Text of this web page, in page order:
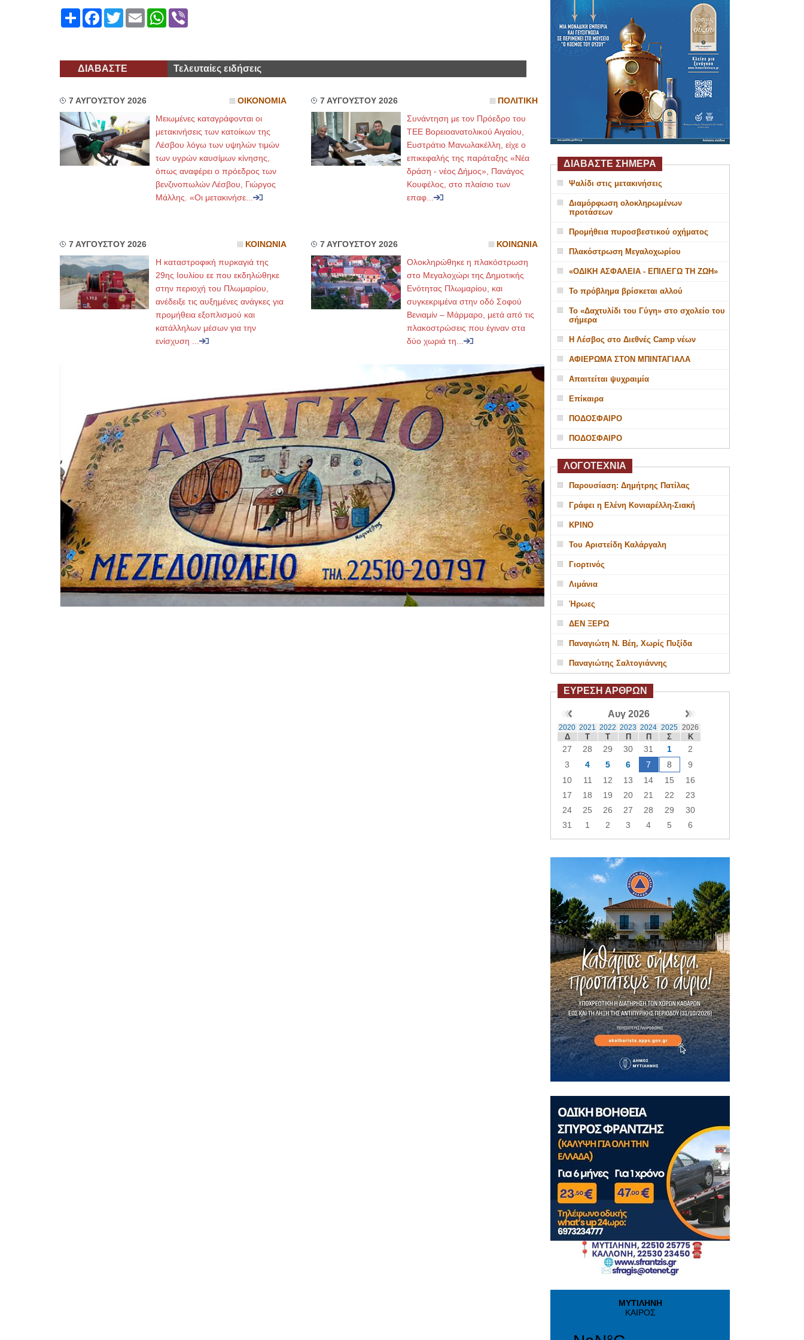
ShareFacebook
TwitterEmailWhatsApp
Viber
ΔΙΑΒΑΣΤΕ Τελευταίες ειδήσεις
7 ΑΥΓΟΥΣΤΟΥ 2026 ΟΙΚΟΝΟΜΙΑ
Μειωμένες καταγράφονται οι
μετακινήσεις των κατοίκων της
Λέσβου λόγω των υψηλών τιμών
των υγρών καυσίμων κίνησης,
όπως αναφέρει ο πρόεδρος των
βενζινοπωλών Λέσβου, Γιώργος
Μάλλης. «Οι μετακινήσε...
7 ΑΥΓΟΥΣΤΟΥ 2026 ΠΟΛΙΤΙΚΗ
Συνάντηση με τον Πρόεδρο του
ΤΕΕ Βορειοανατολικού Αιγαίου,
Ευστράτιο Μανωλακέλλη, είχε ο
επικεφαλής της παράταξης «Νέα
δράση - νέος Δήμος», Πανάγος
Κουφέλος, στο πλαίσιο των
επαφ...
7 ΑΥΓΟΥΣΤΟΥ 2026 ΚΟΙΝΩΝΙΑ
Η καταστροφική πυρκαγιά της
29ης Ιουλίου εε που εκδηλώθηκε
στην περιοχή του Πλωμαρίου,
ανέδειξε τις αυξημένες ανάγκες για
προμήθεια εξοπλισμού και
κατάλληλων μέσων για την
ενίσχυση ...
7 ΑΥΓΟΥΣΤΟΥ 2026 ΚΟΙΝΩΝΙΑ
Ολοκληρώθηκε η πλακόστρωση
στο Μεγαλοχώρι της Δημοτικής
Ενότητας Πλωμαρίου, και
συγκεκριμένα στην οδό Σοφού
Βενιαμίν – Μάρμαρο, μετά από τις
πλακοστρώσεις που έγιναν στα
δύο χωριά τη...
ΔΙΑΒΑΣΤΕ ΣΗΜΕΡΑ
Ψαλίδι στις μετακινήσεις
Διαμόρφωση ολοκληρωμένων
προτάσεων
Προμήθεια πυροσβεστικού οχήματος
Πλακόστρωση Μεγαλοχωρίου
«ΟΔΙΚΗ ΑΣΦΑΛΕΙΑ - ΕΠΙΛΕΓΩ ΤΗ ΖΩΗ»
Το πρόβλημα βρίσκεται αλλού
Το «Δαχτυλίδι του Γύγη» στο σχολείο του
σήμερα
Η Λέσβος στο Διεθνές Camp νέων
ΑΦΙΕΡΩΜΑ ΣΤΟΝ ΜΠΙΝΤΑΓΙΑΛΑ
Απαιτείται ψυχραιμία
Επίκαιρα
ΠΟΔΟΣΦΑΙΡΟ
ΠΟΔΟΣΦΑΙΡΟ
ΛΟΓΟΤΕΧΝΙΑ
Παρουσίαση: Δημήτρης Πατίλας
Γράφει η Ελένη Κονιαρέλλη-Σιακή
ΚΡΙΝΟ
Του Αριστείδη Καλάργαλη
Γιορτινός
Λιμάνια
Ήρωες
ΔΕΝ ΞΕΡΩ
Παναγιώτη Ν. Βέη, Χωρίς Πυξίδα
Παναγιώτης Σαλτογιάννης
ΕΥΡΕΣΗ ΑΡΘΡΩΝ
Αυγ 2026
2020 2021 2022 2023 2024 2025 2026
Δ Τ Τ Π Π Σ Κ
27 28 29 30 31 1
2
3
4 5 6 7 8
9
10
11 12 13 14 15
16
17
18 19 20 21 22
23
24
25 26 27 28 29
30
31
1 2 3 4 5 6